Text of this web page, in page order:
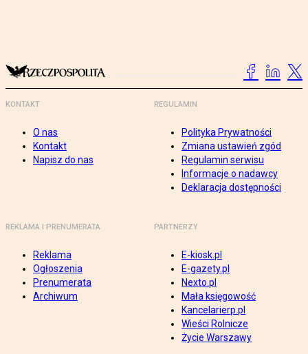
KONTAKT
O nas
Kontakt
Napisz do nas
REGULAMIN
Polityka Prywatności
Zmiana ustawień zgód
Regulamin serwisu
Informacje o nadawcy
Deklaracja dostępności
REKLAMA I PRENUMERATA
Reklama
Ogłoszenia
Prenumerata
Archiwum
PARTNERZY
E-kiosk.pl
E-gazety.pl
Nexto.pl
Mała księgowość
Kancelarierp.pl
Wieści Rolnicze
Życie Warszawy